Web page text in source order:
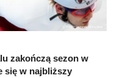
zakończą sezon w
się w najbliższy